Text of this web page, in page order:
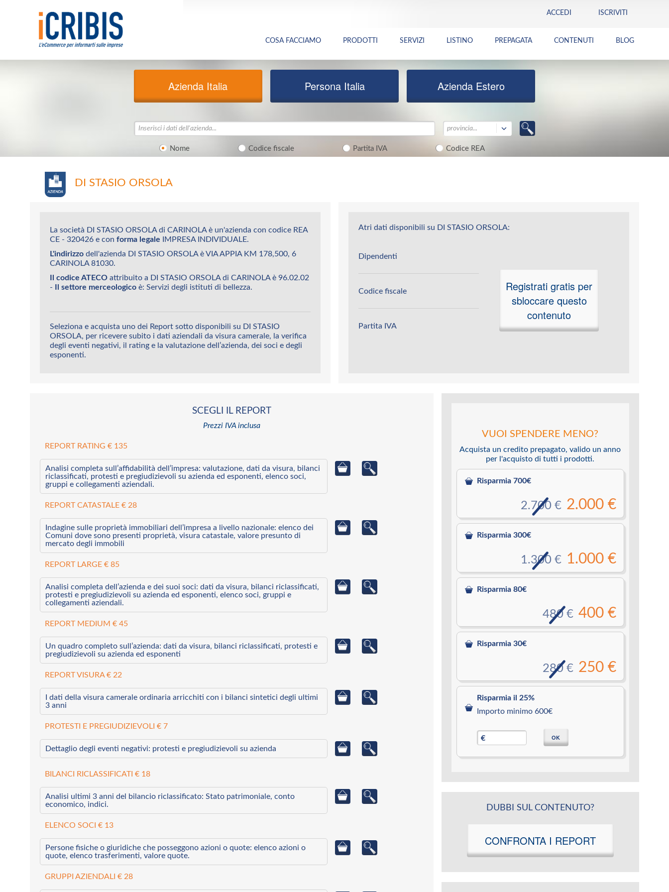
ACCEDI ISCRIVITI
COSA FACCIAMO PRODOTTI SERVIZI LISTINO PREPAGATA CONTENUTI BLOG
Azienda Italia Persona Italia Azienda Estero
Nome Codice fiscale Partita IVA Codice REA
provincia...
DI STASIO ORSOLA
La società DI STASIO ORSOLA di CARINOLA è un'azienda con codice REA
CE - 320426 e con forma legale IMPRESA INDIVIDUALE.
L'indirizzo dell'azienda DI STASIO ORSOLA è VIA APPIA KM 178,500, 6
CARINOLA 81030.
Il codice ATECO attribuito a DI STASIO ORSOLA di CARINOLA è 96.02.02
-
Il settore merceologico è: Servizi degli istituti di bellezza.
Seleziona e acquista uno dei Report sotto disponibili su DI STASIO
ORSOLA, per ricevere subito i dati aziendali da visura camerale, la verifica
degli eventi negativi, il rating e la valutazione dell’azienda, dei soci e degli
esponenti.
Atri dati disponibili su DI STASIO ORSOLA:
Dipendenti
Codice fiscale
Partita IVA
Registrati gratis per
sbloccare questo
contenuto
SCEGLI IL REPORT
Prezzi IVA inclusa
REPORT RATING € 135
Analisi completa sull’affidabilità dell’impresa: valutazione, dati da visura, bilanci
riclassificati, protesti e pregiudizievoli su azienda ed esponenti, elenco soci,
gruppi e collegamenti aziendali.
REPORT CATASTALE € 28
Indagine sulle proprietà immobiliari dell’impresa a livello nazionale: elenco dei
Comuni dove sono presenti proprietà, visura catastale, valore presunto di
mercato degli immobili
REPORT LARGE € 85
Analisi completa dell’azienda e dei suoi soci: dati da visura, bilanci riclassificati,
protesti e pregiudizievoli su azienda ed esponenti, elenco soci, gruppi e
collegamenti aziendali.
REPORT MEDIUM € 45
Un quadro completo sull’azienda: dati da visura, bilanci riclassificati, protesti e
pregiudizievoli su azienda ed esponenti
REPORT VISURA € 22
I dati della visura camerale ordinaria arricchiti con i bilanci sintetici degli ultimi
3 anni
PROTESTI E PREGIUDIZIEVOLI € 7
Dettaglio degli eventi negativi: protesti e pregiudizievoli su azienda
BILANCI RICLASSIFICATI € 18
Analisi ultimi 3 anni del bilancio riclassificato: Stato patrimoniale, conto
economico, indici.
ELENCO SOCI € 13
Persone fisiche o giuridiche che posseggono azioni o quote: elenco azioni o
quote, elenco trasferimenti, valore quote.
GRUPPI AZIENDALI € 28
VUOI SPENDERE MENO?
Acquista un credito prepagato, valido un anno
per l'acquisto di tutti i prodotti.
Risparmia 700€
2.000 €
2.700 €
Risparmia 300€
1.000 €
1.300 €
Risparmia 80€
400 €
480 €
Risparmia 30€
250 €
280 €
Risparmia il 25%
Importo minimo 600€
€ OK
DUBBI SUL CONTENUTO?
CONFRONTA I REPORT